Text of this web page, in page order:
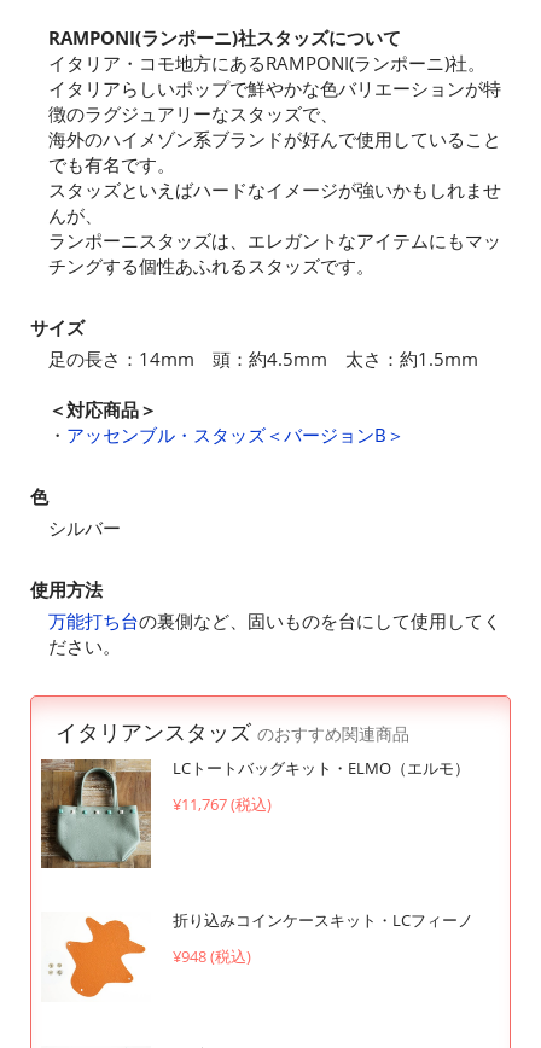
RAMPONI(ランポーニ)社スタッズについて
イタリア・コモ地方にあるRAMPONI(ランポーニ)社。
イタリアらしいポップで鮮やかな色バリエーションが特
徴のラグジュアリーなスタッズで、
海外のハイメゾン系ブランドが好んで使用していること
でも有名です。
スタッズといえばハードなイメージが強いかもしれませ
んが、
ランポーニスタッズは、エレガントなアイテムにもマッ
チングする個性あふれるスタッズです。
サイズ
足の長さ：14mm 頭：約4.5mm 太さ：約1.5mm
＜対応商品＞
・ アッセンブル・スタッズ＜バージョンB＞
色
シルバー
使用方法
万能打ち台の裏側など、固いものを台にして使用してく
ださい。
イタリアンスタッズ のおすすめ関連商品
LCトートバッグキット・ELMO（エルモ）
¥11,767 (税込)
折り込みコインケースキット・LCフィーノ
¥948 (税込)